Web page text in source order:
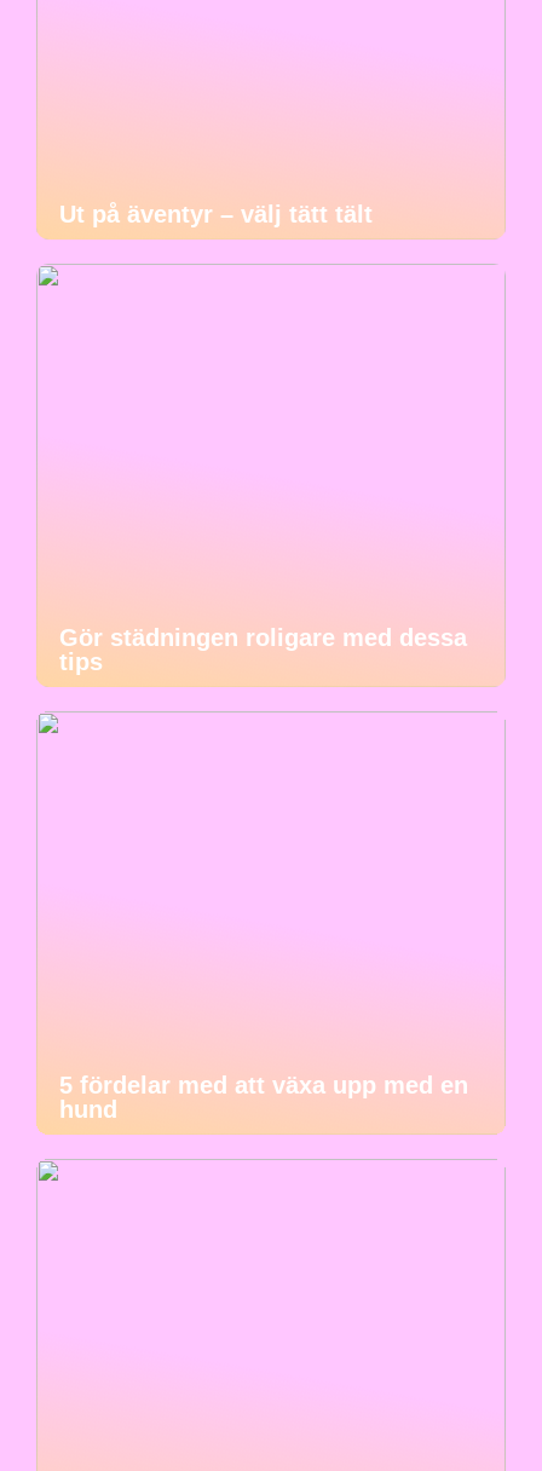
Ut på äventyr – välj tätt tält
Gör städningen roligare med dessa
tips
5 fördelar med att växa upp med en
hund